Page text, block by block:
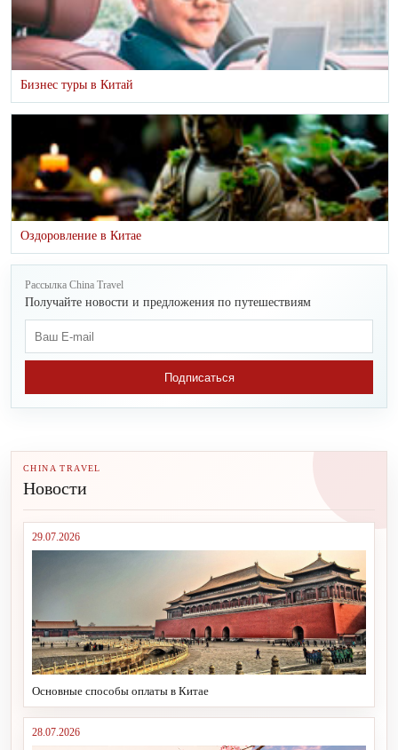
Бизнес туры в Китай
Оздоровление в Китае
Рассылка China Travel
Получайте новости и предложения по путешествиям
Подписаться
CHINA TRAVEL
Новости
29.07.2026
Основные способы оплаты в Китае
28.07.2026